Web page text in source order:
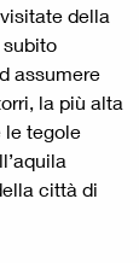
della
assumere
la più alta
le tegole
città di